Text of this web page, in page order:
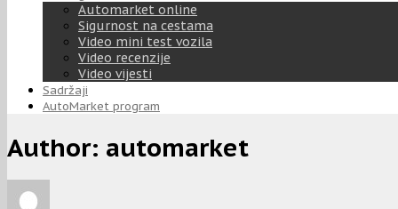
Automarket online
Sigurnost na cestama
Video mini test vozila
Video recenzije
Video vijesti
Sadržaji
AutoMarket program
Author: automarket